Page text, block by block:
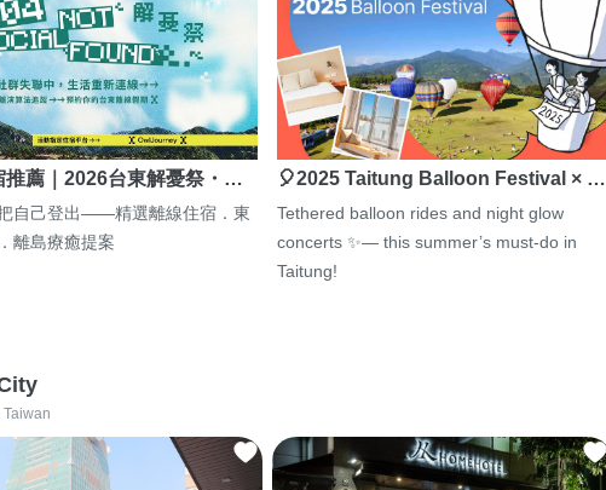
推薦｜2026台東解憂祭・…
自己登出——精選離線住宿．東
離島療癒提案
🎈2025 Taitung Balloon Festival × …
Tethered balloon rides and night glow
concerts ✨— this summer’s must-do in
Taitung!
Taiwan